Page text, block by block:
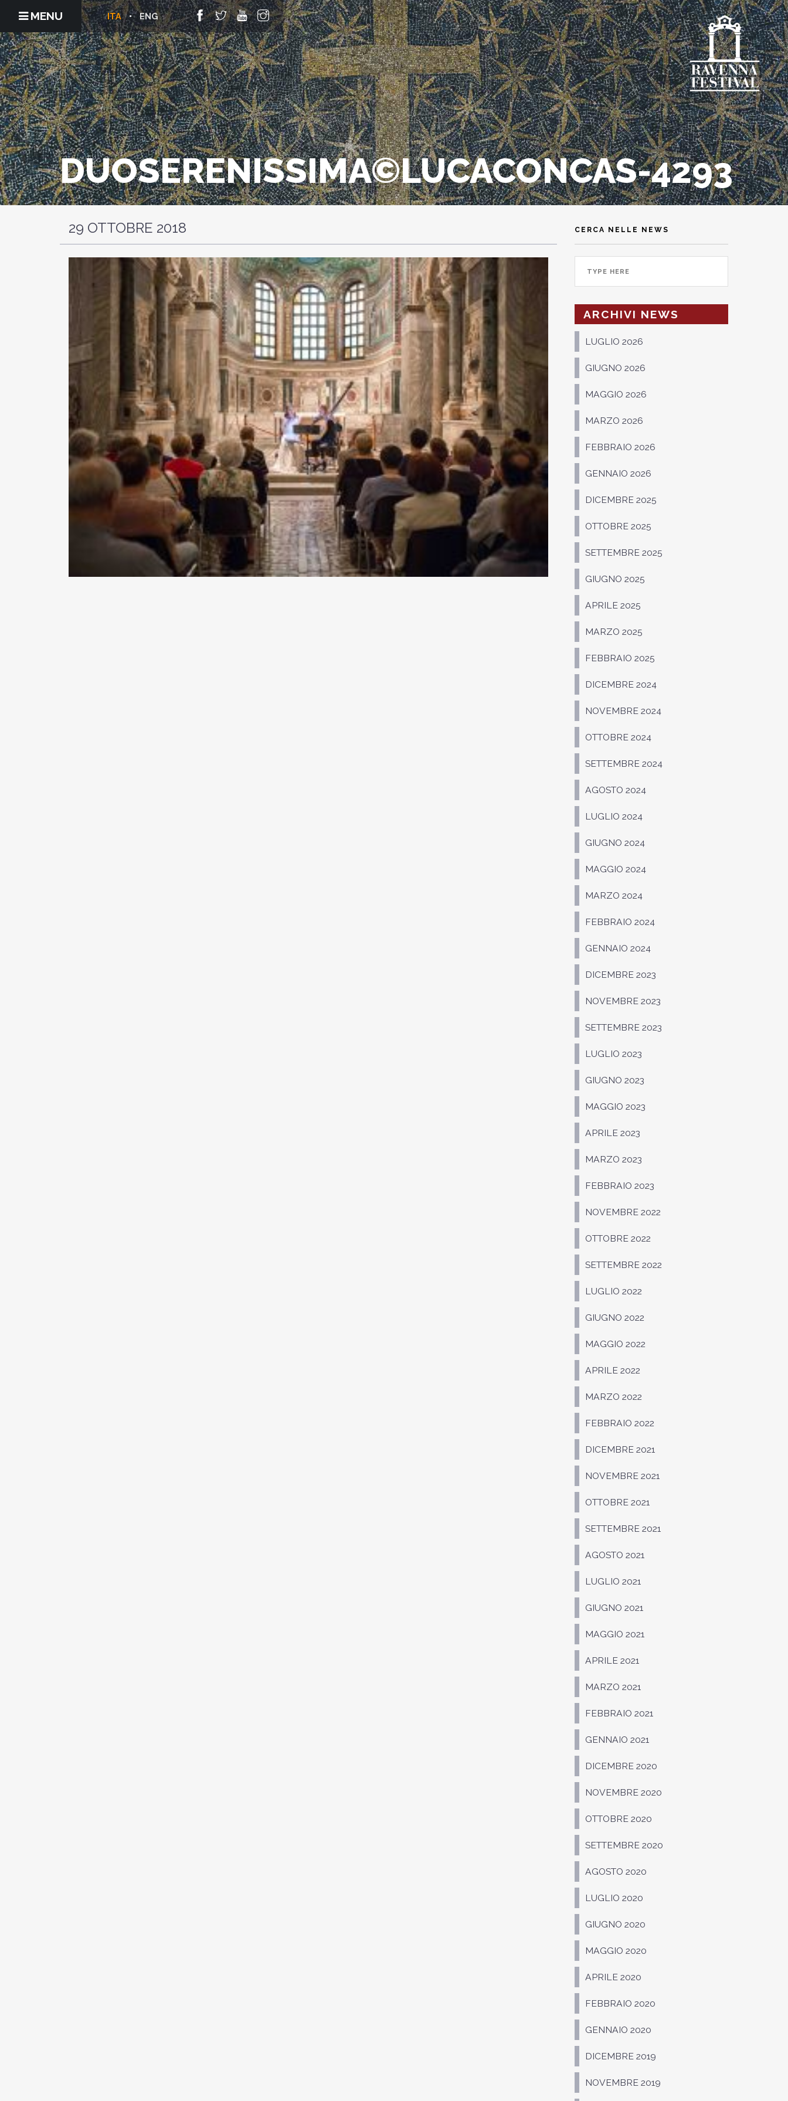
MENU ENG
ITA
DUOSERENISSIMA©LUCACONCAS-4293
29 OTTOBRE 2018 CERCA NELLE NEWS
ARCHIVI NEWS
LUGLIO 2026
GIUGNO 2026
MAGGIO 2026
MARZO 2026
FEBBRAIO 2026
GENNAIO 2026
DICEMBRE 2025
OTTOBRE 2025
SETTEMBRE 2025
GIUGNO 2025
APRILE 2025
MARZO 2025
FEBBRAIO 2025
DICEMBRE 2024
NOVEMBRE 2024
OTTOBRE 2024
SETTEMBRE 2024
AGOSTO 2024
LUGLIO 2024
GIUGNO 2024
MAGGIO 2024
MARZO 2024
FEBBRAIO 2024
GENNAIO 2024
DICEMBRE 2023
NOVEMBRE 2023
SETTEMBRE 2023
LUGLIO 2023
GIUGNO 2023
MAGGIO 2023
APRILE 2023
MARZO 2023
FEBBRAIO 2023
NOVEMBRE 2022
OTTOBRE 2022
SETTEMBRE 2022
LUGLIO 2022
GIUGNO 2022
MAGGIO 2022
APRILE 2022
MARZO 2022
FEBBRAIO 2022
DICEMBRE 2021
NOVEMBRE 2021
OTTOBRE 2021
SETTEMBRE 2021
AGOSTO 2021
LUGLIO 2021
GIUGNO 2021
MAGGIO 2021
APRILE 2021
MARZO 2021
FEBBRAIO 2021
GENNAIO 2021
DICEMBRE 2020
NOVEMBRE 2020
OTTOBRE 2020
SETTEMBRE 2020
AGOSTO 2020
LUGLIO 2020
GIUGNO 2020
MAGGIO 2020
APRILE 2020
FEBBRAIO 2020
GENNAIO 2020
DICEMBRE 2019
NOVEMBRE 2019